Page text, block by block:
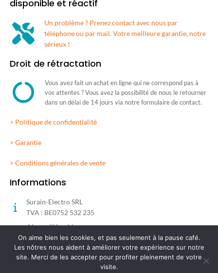
disponible et réactif
Un problème ? Prenez contact avec nous par
téléphone ou par mail. Votre meilleure garantie, notre
sérieux !
Droit de rétractation
Vous avez fait un achat en ligne qui ne correspond pas à
vos attentes ? Vous avez la possibilité de nous le retourner
dans un délai de 14 jours via notre formulaire de contact.
> Politique de confidentialité
> Garantie
> Conditions générales de vente
Informations
Surain-Electro SRL
TVA : BE0752 532 235
46 rue d'Herchies
7331 Baudour | Belgium
Lundi au Vendredi 10h à 12h | 13h à 18h
On aime bien les cookies, et pas seulement à la pause café.
Les nôtres nous aident à améliorer votre expérience sur notre
site. Merci de les accepter pour profiter pleinement de votre
visite.